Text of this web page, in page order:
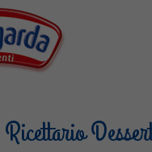
Ricettario